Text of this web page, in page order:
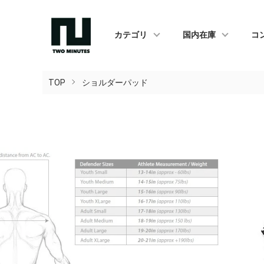
カテゴリ 国内在庫 コ
TOP ショルダーパッド